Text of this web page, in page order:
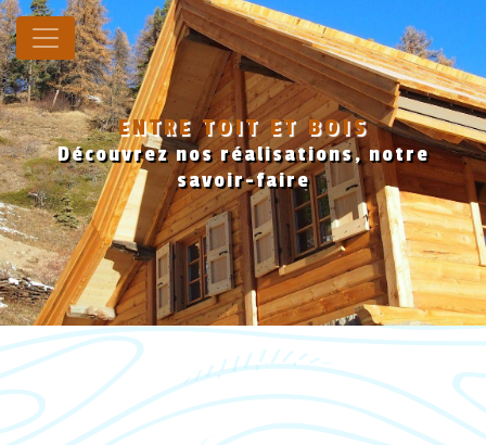
Panneau de gestion des cookies
ENTRE TOIT ET BOIS
Découvrez nos réalisations, notre
savoir-faire